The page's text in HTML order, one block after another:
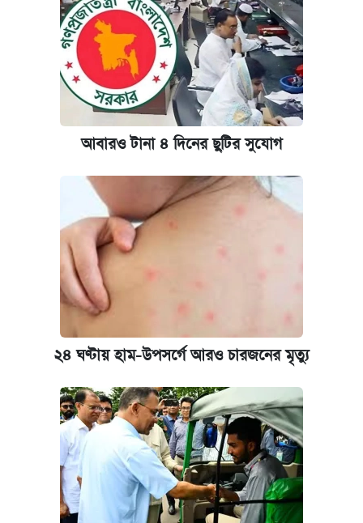
আবারও টানা ৪ দিনের ছুটির সুযোগ
২৪ ঘণ্টায় হাম-উপসর্গে আরও চারজনের মৃত্যু